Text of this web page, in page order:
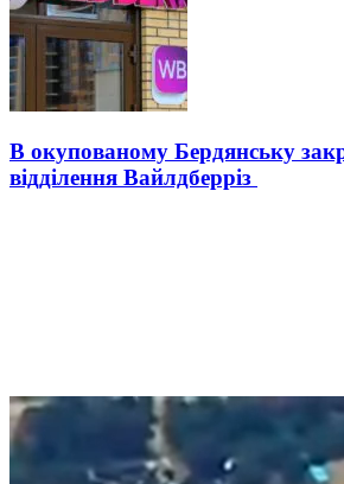
В окупованому Бердянську
відділення Вайлдберріз